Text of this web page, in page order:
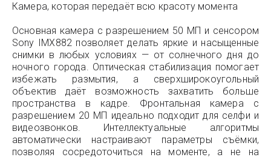
Камера, которая передаёт всю красоту момента
Основная камера с разрешением 50 МП и сенсором
Sony IMX882 позволяет делать яркие и насыщенные
снимки в любых условиях — от солнечного дня до
ночного города. Оптическая стабилизация помогает
избежать размытия, а сверхширокоугольный
объектив даёт возможность захватить больше
пространства в кадре. Фронтальная камера с
разрешением 20 МП идеально подходит для селфи и
видеозвонков. Интеллектуальные алгоритмы
автоматически настраивают параметры съёмки,
позволяя сосредоточиться на моменте, а не на